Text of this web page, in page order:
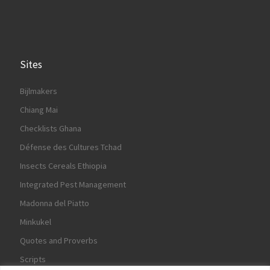
Sites
Bijlmakers
Chiang Mai
Checklists Ghana
Défense des Cultures Tchad
Insects Cereals Ethiopia
Integrated Pest Management
Madonna del Piatto
Minkukel
Quotes and Proverbs
Scripts